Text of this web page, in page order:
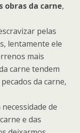
obras da carne,
pelas
lentamente ele
mais
carne tendem
da carne,
de
e das